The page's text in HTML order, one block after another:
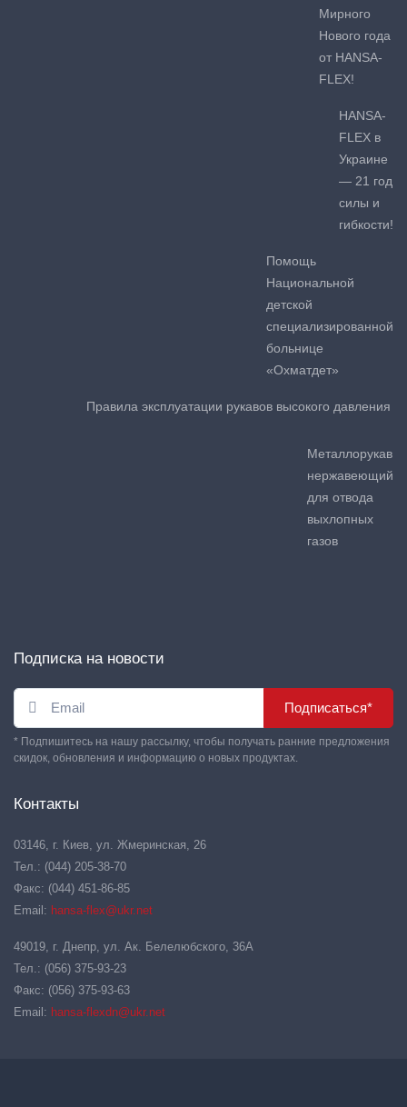
Мирного
Нового года
от HANSA-
FLEX!
HANSA-
FLEX в
Украине
— 21 год
силы и
гибкости!
Помощь
Национальной
детской
специализированной
больнице
«Охматдет»
Правила эксплуатации рукавов высокого давления
Металлорукав
нержавеющий
для отвода
выхлопных
газов
Подписка на новости
Подписаться*
* Подпишитесь на нашу рассылку, чтобы получать ранние предложения
скидок, обновления и информацию о новых продуктах.
Контакты
03146, г. Киев, ул. Жмеринская, 26
Тел.: (044) 205-38-70
Факс: (044) 451-86-85
Email: hansa-flex@ukr.net
49019, г. Днепр, ул. Ак. Белелюбского, 36А
Тел.: (056) 375-93-23
Факс: (056) 375-93-63
Email: hansa-flexdn@ukr.net